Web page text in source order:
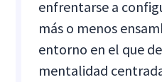
enfrentarse a
más o menos
entorno en el que
mentalidad